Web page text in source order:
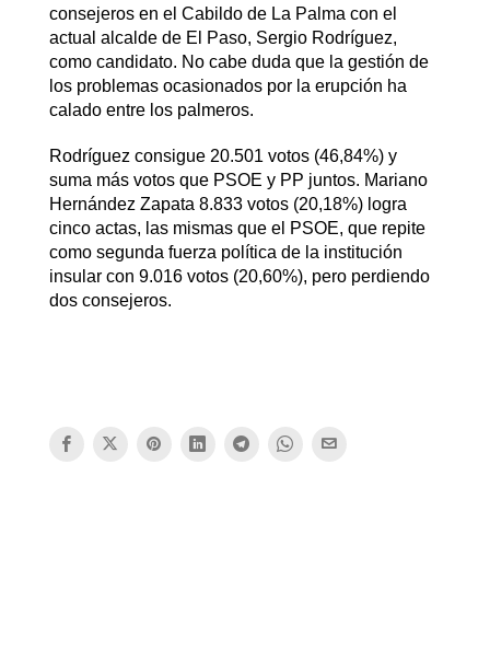
consejeros en el Cabildo de La Palma con el
actual alcalde de El Paso, Sergio Rodríguez,
como candidato. No cabe duda que la gestión de
los problemas ocasionados por la erupción ha
calado entre los palmeros.
Rodríguez consigue 20.501 votos (46,84%) y
suma más votos que PSOE y PP juntos. Mariano
Hernández Zapata 8.833 votos (20,18%) logra
cinco actas, las mismas que el PSOE, que repite
como segunda fuerza política de la institución
insular con 9.016 votos (20,60%), pero perdiendo
dos consejeros.